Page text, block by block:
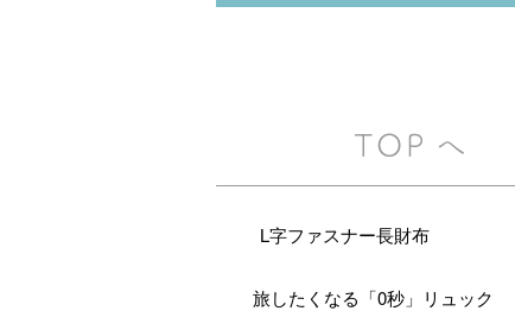
L字ファスナー長財布
旅したくなる「0秒」リュック